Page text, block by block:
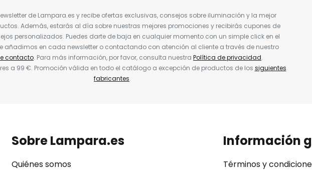
de Lampara.es y recibe ofertas exclusivas, consejos sobre iluminación y la mejor
Además, estarás al día sobre nuestras mejores promociones y recibirás cupones de
personalizados. Puedes darte de baja en cualquier momento con un simple click en el
añadimos en cada newsletter o contactando con atención al cliente a través de nuestro
contacto. Para más información, por favor, consulta nuestra Política de privacidad.
a 99 €. Promoción válida en todo el catálogo a excepción de productos de los siguientes
fabricantes.
Sobre Lampara.es
Quiénes somos
Información
Términos y